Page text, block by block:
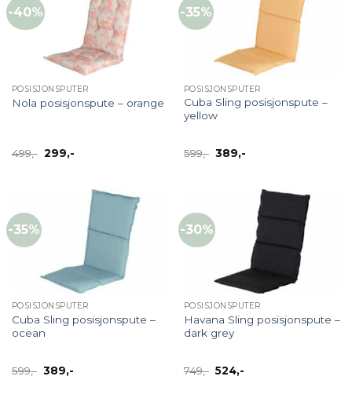
-40%
POSISJONSPUTER
Nola posisjonspute – orange
499,- Opprinnelig
299,-Nåværende
-35%
POSISJONSPUTER
Cuba Sling posisjonspute –
yellow
599,- Opprinnelig
389,-Nåværende
-35%
POSISJONSPUTER
Cuba Sling posisjonspute –
ocean
599,- Opprinnelig
389,-Nåværende
-30%
POSISJONSPUTER
Havana Sling posisjonspute –
dark grey
749,- Opprinnelig
524,-Nåværende